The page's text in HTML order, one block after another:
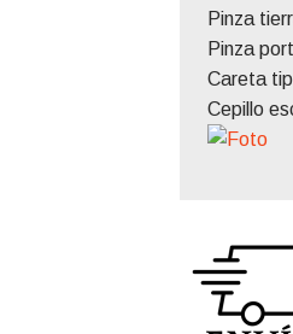
Pinza
Pinza
Careta
Cepillo